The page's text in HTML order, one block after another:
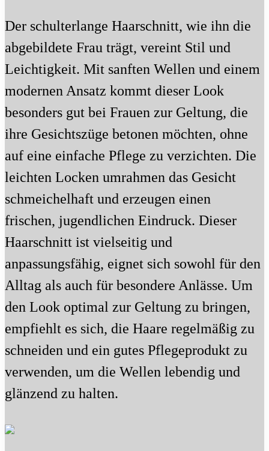
Der schulterlange Haarschnitt, wie ihn die
abgebildete Frau trägt, vereint Stil und
Leichtigkeit. Mit sanften Wellen und einem
modernen Ansatz kommt dieser Look
besonders gut bei Frauen zur Geltung, die
ihre Gesichtszüge betonen möchten, ohne
auf eine einfache Pflege zu verzichten. Die
leichten Locken umrahmen das Gesicht
schmeichelhaft und erzeugen einen
frischen, jugendlichen Eindruck. Dieser
Haarschnitt ist vielseitig und
anpassungsfähig, eignet sich sowohl für den
Alltag als auch für besondere Anlässe. Um
den Look optimal zur Geltung zu bringen,
empfiehlt es sich, die Haare regelmäßig zu
schneiden und ein gutes Pflegeprodukt zu
verwenden, um die Wellen lebendig und
glänzend zu halten.